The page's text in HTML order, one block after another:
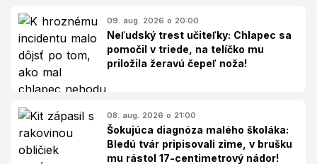
09. aug. 2026 o 20:00
Neľudský trest učiteľky: Chlapec sa
pomočil v triede, na telíčko mu
priložila žeravú čepeľ noža!
08. aug. 2026 o 21:00
Šokujúca diagnóza malého školáka:
Bledú tvár pripisovali zime, v brušku
mu rástol 17-centimetrový nádor!